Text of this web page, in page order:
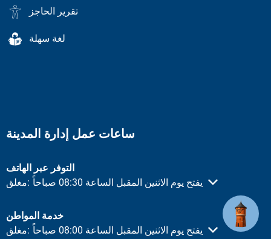
تقرير الحاجز
لغة سهلة
ساعات عمل إدارة المدينة
التوفر عبر الهاتف
انقر لإخفاء أوقات الفتح أو الإغلاق الأخرى
مغلق: يفتح يوم الاثنين المقبل الساعة 08:30 صباحاً
خدمة المواطن
انقر لإخفاء أوقات الفتح أو الإغلاق الأخرى
مغلق: يفتح يوم الاثنين المقبل الساعة 08:00 صباحاً